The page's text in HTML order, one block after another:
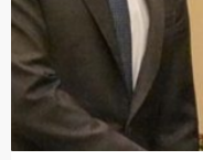
PROGRAMAS
VIDEOS
EVENTOS